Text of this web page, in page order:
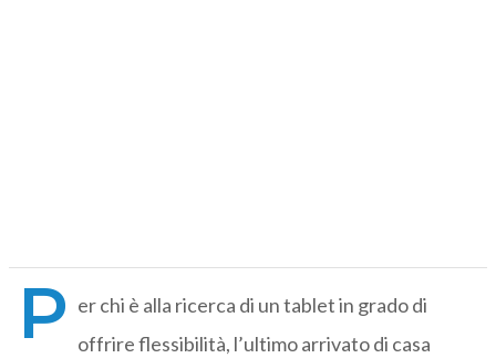
P er chi è alla ricerca di un tablet in grado di
offrire flessibilità, l’ultimo arrivato di casa